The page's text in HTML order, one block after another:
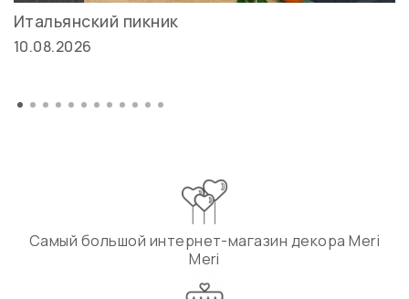
Итальянский пикник
10.08.2026
Самый большой интернет-магазин декора Meri
Meri